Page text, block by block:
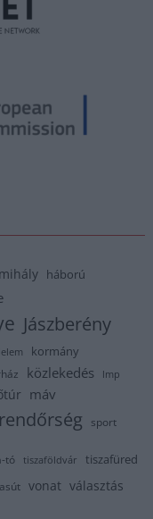
háború
Jászberény
kormány
közlekedés lmp
máv
rendőrség sport
tó tiszaföldvár tiszafüred
vonat választás